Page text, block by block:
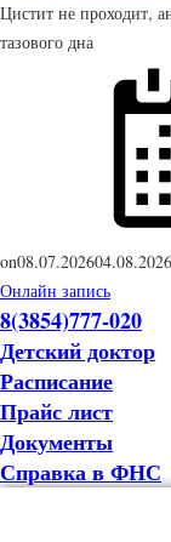
Цистит не проходит,
тазового дна
on08.07.202604.08.2026
Онлайн запись
8(3854)777-020
Детский доктор
Расписание
Прайс лист
Документы
Справка в ФНС